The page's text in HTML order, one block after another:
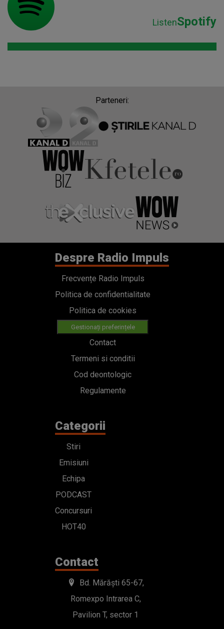
ListenSpotify
Parteneri:
Despre Radio Impuls
Frecvențe Radio Impuls
Politica de confidentialitate
Politica de cookies
Gestionați preferințele
Contact
Termeni si conditii
Cod deontologic
Regulamente
Categorii
Stiri
Emisiuni
Echipa
PODCAST
Concursuri
HOT40
Contact
Bd. Mărăști 65-67,
Romexpo Intrarea C,
Pavilion T, sector 1